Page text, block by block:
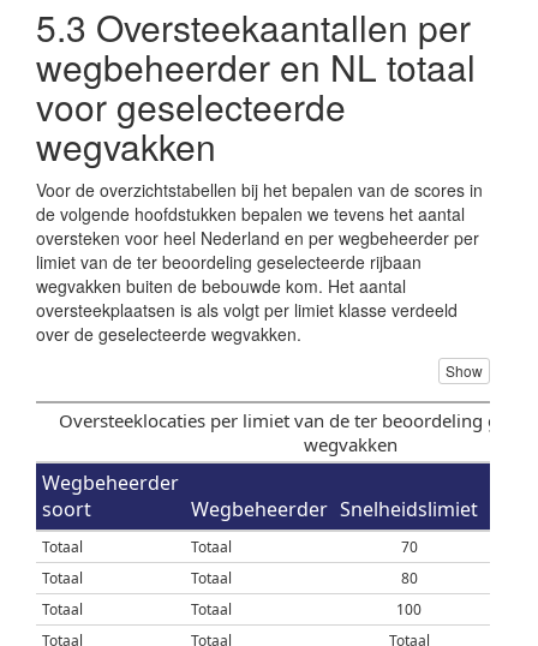
5.3 Oversteekaantallen per
wegbeheerder en NL totaal
voor geselecteerde
wegvakken
Voor de overzichtstabellen bij het bepalen van de scores in
de volgende hoofdstukken bepalen we tevens het aantal
oversteken voor heel Nederland en per wegbeheerder per
limiet van de ter beoordeling geselecteerde rijbaan
wegvakken buiten de bebouwde kom. Het aantal
oversteekplaatsen is als volgt per limiet klasse verdeeld
over de geselecteerde wegvakken.
Show
Oversteeklocaties per limiet van de ter beoordeling
wegvakken
Wegbeheerder
soort
Wegbeheerder Snelheidslimiet
Totaal Totaal
70
Totaal
Totaal
80
Totaal
Totaal
100
Totaal
Totaal Totaal